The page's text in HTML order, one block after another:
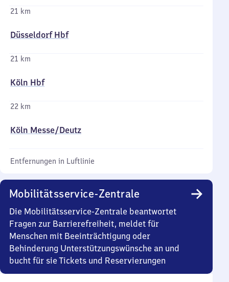
21 km
Düsseldorf Hbf
21 km
Köln Hbf
22 km
Köln Messe/​Deutz
Entfernungen in Luftlinie
Mobilitätsservice-Zentrale
Die Mobilitätsservice-Zentrale beantwortet
Fragen zur Barrierefreiheit, meldet für
Menschen mit Beeinträchtigung oder
Behinderung Unterstützungswünsche an und
bucht für sie Tickets und Reservierungen